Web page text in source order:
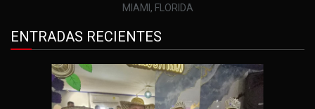
MIAMI, FLORIDA
ENTRADAS RECIENTES